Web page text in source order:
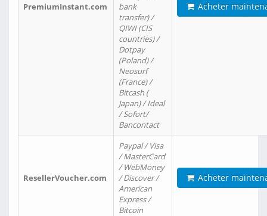
PremiumInstant.com
bank
transfer) /
QIWI (CIS
countries) /
Dotpay
(Poland) /
Neosurf
(France) /
Bitcash (
Japan) / Ideal
/ Sofort/
Bancontact
Acheter
ResellerVoucher.com
Paypal / Visa
/ MasterCard
/ WebMoney
/ Discover /
American
Express /
Bitcoin
Acheter